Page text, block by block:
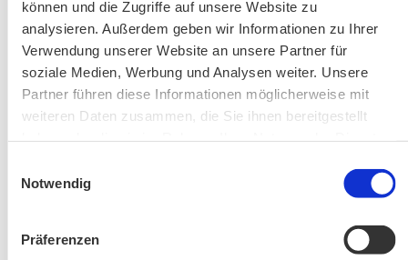
können und die Zugriffe auf unsere Website zu
analysieren. Außerdem geben wir Informationen zu Ihrer
Verwendung unserer Website an unsere Partner für
soziale Medien, Werbung und Analysen weiter. Unsere
Partner führen diese Informationen möglicherweise mit
weiteren Daten zusammen, die Sie ihnen bereitgestellt
Notwendig
Präferenzen
AKTUELLE ÄNDERUNGEN BEIM BILDUNGSWERK:
Aktuelle Änderungen bei unseren Exkursionen